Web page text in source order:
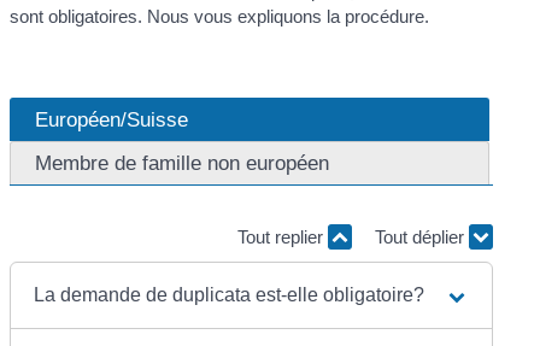
sont obligatoires. Nous vous expliquons la procédure.
Européen/Suisse
Membre de famille non européen
Tout replier Tout déplier
La demande de duplicata est-elle obligatoire?